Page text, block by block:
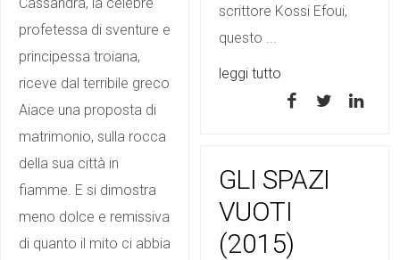
scrittore Kossi Efoui,
questo ...
leggi tutto
profetessa di sventure e
principessa troiana,
riceve dal terribile greco
Aiace una proposta di
matrimonio, sulla rocca
della sua città in
fiamme. E si dimostra
meno dolce e remissiva
di quanto il mito ci abbia
GLI SPAZI
VUOTI
(2015)